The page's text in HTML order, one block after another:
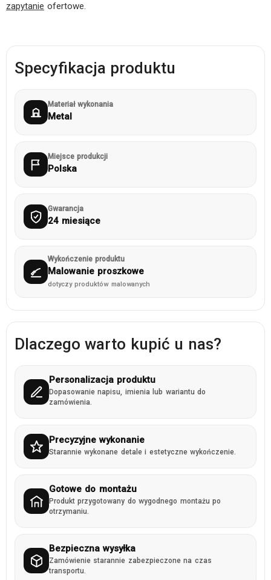
zapytanie ofertowe.
Specyfikacja produktu
Materiał wykonania
Metal
Miejsce produkcji
Polska
Gwarancja
24 miesiące
Wykończenie produktu
Malowanie proszkowe
dotyczy produktów malowanych
Dlaczego warto kupić u nas?
Personalizacja produktu
Dopasowanie napisu, imienia lub wariantu do
zamówienia.
Precyzyjne wykonanie
Starannie wykonane detale i estetyczne wykończenie.
Gotowe do montażu
Produkt przygotowany do wygodnego montażu po
otrzymaniu.
Bezpieczna wysyłka
Zamówienie starannie zabezpieczone na czas
transportu.